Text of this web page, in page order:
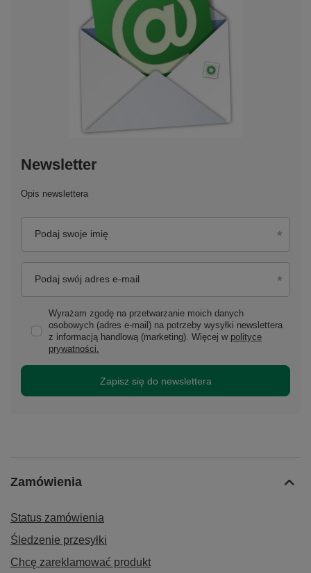
Newsletter
Opis newslettera
Podaj swoje imię
Podaj swój adres e-mail
Wyrażam zgodę na przetwarzanie moich danych
osobowych (adres e-mail) na potrzeby wysyłki newslettera
z informacją handlową (marketing). Więcej w polityce
prywatności.
Zapisz się do newslettera
Zamówienia
Status zamówienia
Śledzenie przesyłki
Chcę zareklamować produkt